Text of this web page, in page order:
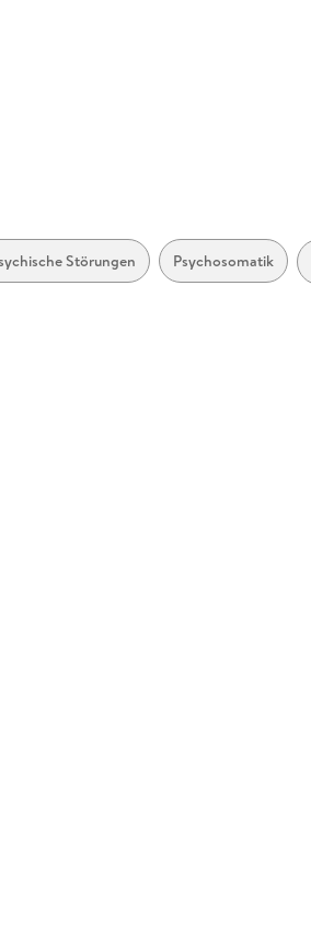
Störungen Psychosomatik